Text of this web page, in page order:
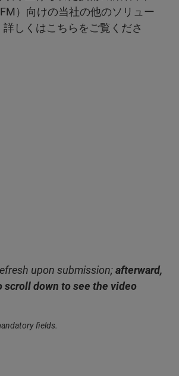
）向けの当社の他のソリュー
しくはこちらをご覧くださ
upon submission;afterward,
scroll down to see the video
fields.